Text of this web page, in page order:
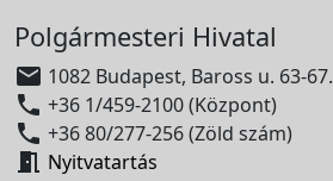
Polgármesteri Hivatal
 1082 Budapest, Baross u. 63-67.
 +36 1/459-2100 (Központ)
 +36 80/277-256 (Zöld szám)
 Nyitvatartás